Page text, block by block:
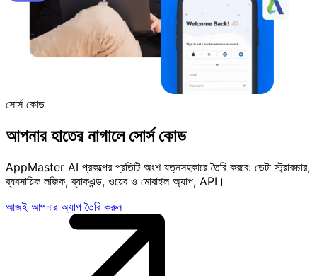
সোর্স কোড
আপনার হাতের নাগালে সোর্স কোড
AppMaster AI প্রকল্পের প্রতিটি অংশ যত্নসহকারে তৈরি করবে: ডেটা স্ট্রাকচার,
ব্যবসায়িক লজিক, ব্যাকএন্ড, ওয়েব ও মোবাইল অ্যাপ, API।
আজই আপনার অ্যাপ তৈরি করুন